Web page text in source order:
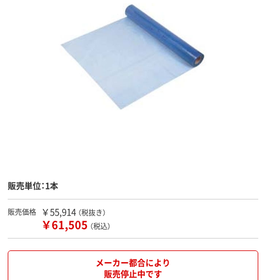
販売単位：1本
販売価格 ￥55,914 （税抜き）
￥61,505 （税込）
メーカー都合により
販売停止中です